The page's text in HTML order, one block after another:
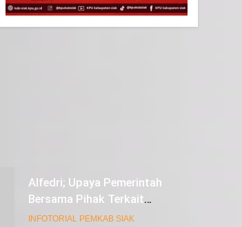
Hadiri Pelantikan KBMT dan PKS
Tabas, ini Kata Husni Merza
INFOTORIAL PEMKAB SIAK